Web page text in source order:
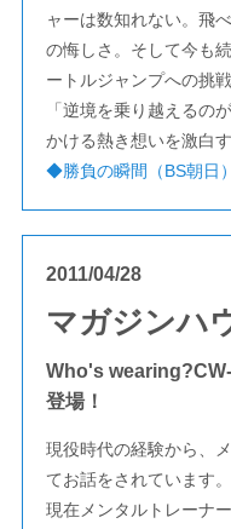
ャーは数知れない。飛
の悔しさ。そして今も
ートルジャンプへの挑戦
「逆境を乗り越えるの
かける熱き想いを激白す
◆勝負の瞬間（BS朝日）
2011/04/28
マガジンハ
Who's
登場！
現役時代の経験から、
てお話をされています。
現在メンタルトレーナ